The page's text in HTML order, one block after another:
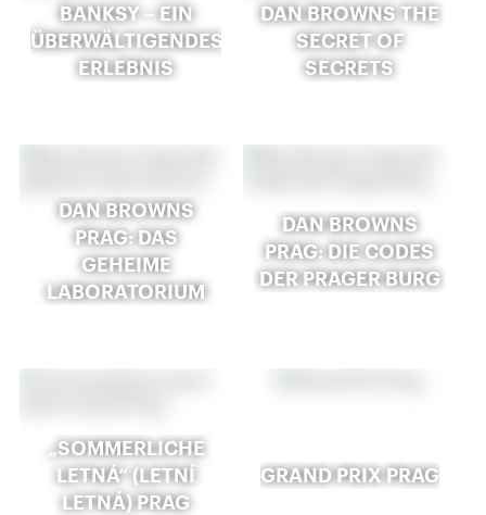
BANKSY – EIN
ÜBERWÄLTIGENDES
ERLEBNIS
DAN BROWNS THE
SECRET OF
SECRETS
DAN BROWNS
PRAG: DAS
GEHEIME
LABORATORIUM
DAN BROWNS
PRAG: DIE CODES
DER PRAGER BURG
„SOMMERLICHE
LETNÁ“ (LETNÍ
LETNÁ) PRAG
GRAND PRIX PRAG